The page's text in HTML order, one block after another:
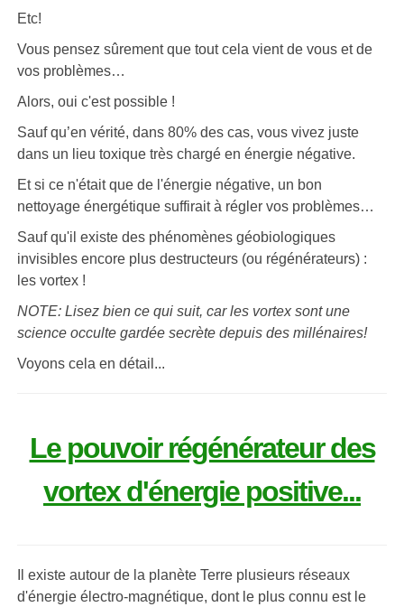
Etc!
Vous pensez sûrement que tout cela vient de vous et de
vos problèmes…
Alors, oui c'est possible !
Sauf qu’en vérité, dans 80% des cas, vous vivez juste
dans un lieu toxique très chargé en énergie négative.
Et si ce n'était que de l'énergie négative, un bon
nettoyage énergétique suffirait à régler vos problèmes…
Sauf qu'il existe des phénomènes géobiologiques
invisibles encore plus destructeurs (ou régénérateurs) :
les vortex !
NOTE: Lisez bien ce qui suit, car les vortex sont une
science occulte gardée secrète depuis des millénaires!
Voyons cela en détail...
Le pouvoir régénérateur des
vortex d'énergie positive...
Il existe autour de la planète Terre plusieurs réseaux
d'énergie électro-magnétique, dont le plus connu est le